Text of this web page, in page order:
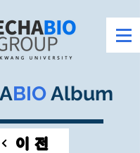
BIOAlbum
이전